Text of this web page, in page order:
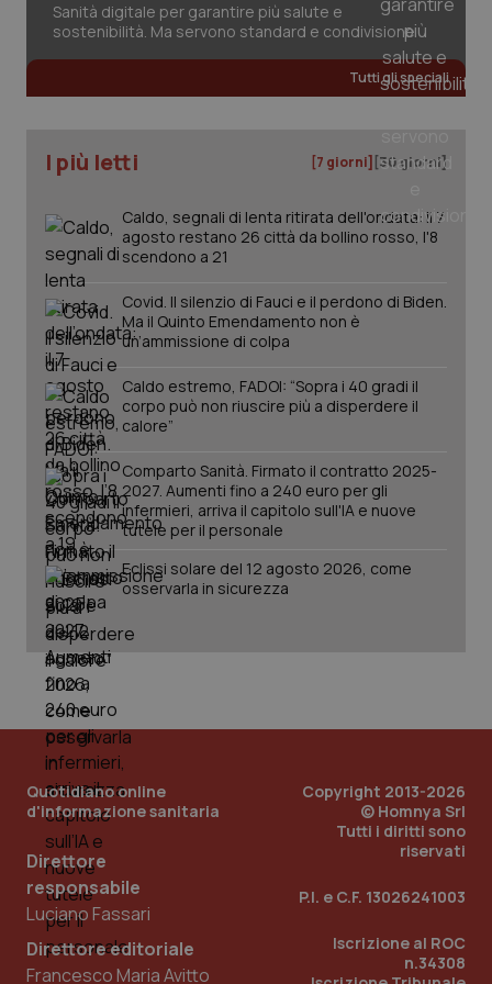
Sanità digitale per garantire più salute e
sostenibilità. Ma servono standard e condivisione
Tutti gli speciali
I più letti [7 giorni] [30 giorni]
Caldo, segnali di lenta ritirata dell'ondata: il 7
agosto restano 26 città da bollino rosso, l'8
scendono a 21
Covid. Il silenzio di Fauci e il perdono di Biden.
Ma il Quinto Emendamento non è
un’ammissione di colpa
Caldo estremo, FADOI: “Sopra i 40 gradi il
corpo può non riuscire più a disperdere il
calore”
Comparto Sanità. Firmato il contratto 2025-
2027. Aumenti fino a 240 euro per gli
infermieri, arriva il capitolo sull'IA e nuove
tutele per il personale
Eclissi solare del 12 agosto 2026, come
osservarla in sicurezza
Quotidiano online
d'informazione sanitaria
Direttore
responsabile
Luciano Fassari
Direttore editoriale
Francesco Maria Avitto
Copyright 2013-2026
© Homnya Srl
Tutti i diritti sono
riservati
P.I. e C.F. 13026241003
Iscrizione al ROC
n.34308
PHPSESSID